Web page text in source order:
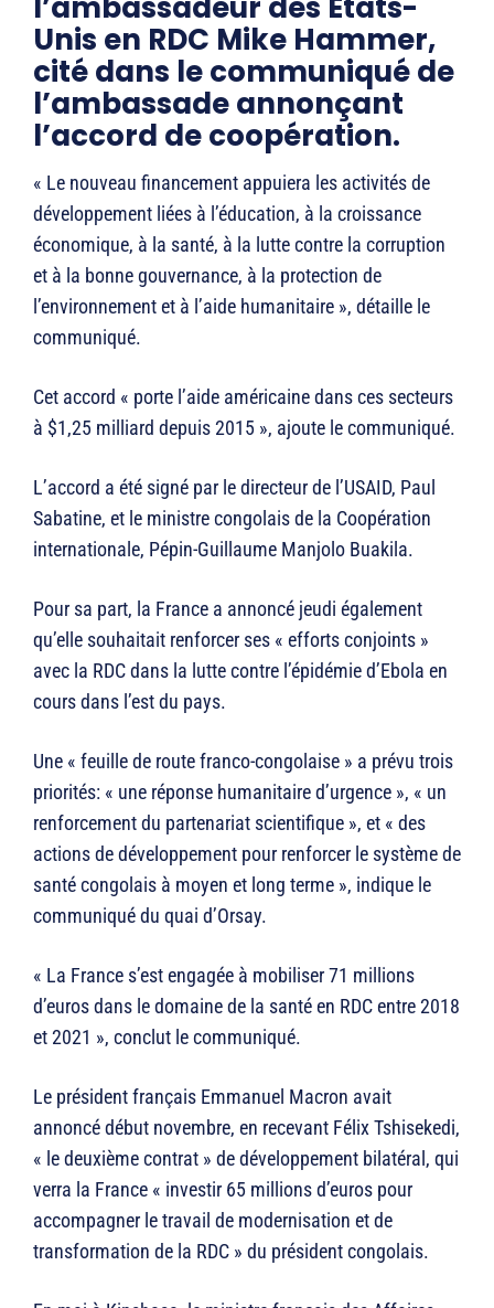
Unis en RDC Mike Hammer,
cité dans le communiqué de
l’ambassade annonçant
l’accord de coopération.
« Le nouveau financement appuiera les activités de
développement liées à l’éducation, à la croissance
économique, à la santé, à la lutte contre la corruption
et à la bonne gouvernance, à la protection de
l’environnement et à l’aide humanitaire », détaille le
communiqué.
Cet accord « porte l’aide américaine dans ces secteurs
à $1,25 milliard depuis 2015 », ajoute le communiqué.
L’accord a été signé par le directeur de l’USAID, Paul
Sabatine, et le ministre congolais de la Coopération
internationale, Pépin-Guillaume Manjolo Buakila.
Pour sa part, la France a annoncé jeudi également
qu’elle souhaitait renforcer ses « efforts conjoints »
avec la RDC dans la lutte contre l’épidémie d’Ebola en
cours dans l’est du pays.
Une « feuille de route franco-congolaise » a prévu trois
priorités: « une réponse humanitaire d’urgence », « un
renforcement du partenariat scientifique », et « des
actions de développement pour renforcer le système de
santé congolais à moyen et long terme », indique le
communiqué du quai d’Orsay.
« La France s’est engagée à mobiliser 71 millions
d’euros dans le domaine de la santé en RDC entre 2018
et 2021 », conclut le communiqué.
Le président français Emmanuel Macron avait
annoncé début novembre, en recevant Félix Tshisekedi,
« le deuxième contrat » de développement bilatéral, qui
verra la France « investir 65 millions d’euros pour
accompagner le travail de modernisation et de
transformation de la RDC » du président congolais.